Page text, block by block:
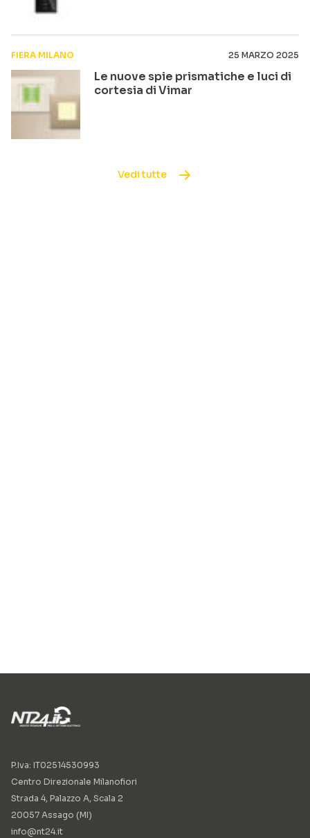
FIERA MILANO 25 MARZO 2025
Le nuove spie prismatiche e luci di
cortesia di Vimar
Vedi tutte
P.Iva: IT02514530993
Centro Direzionale Milanofiori
Strada 4, Palazzo A, Scala 2
20057 Assago (MI)
info@nt24.it